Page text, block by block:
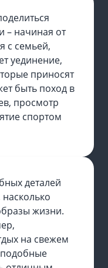
– начиная от
с семьей,
уединение,
приносят
быть поход в
просмотр
спортом
деталей
жизни.
на свежем
подобные